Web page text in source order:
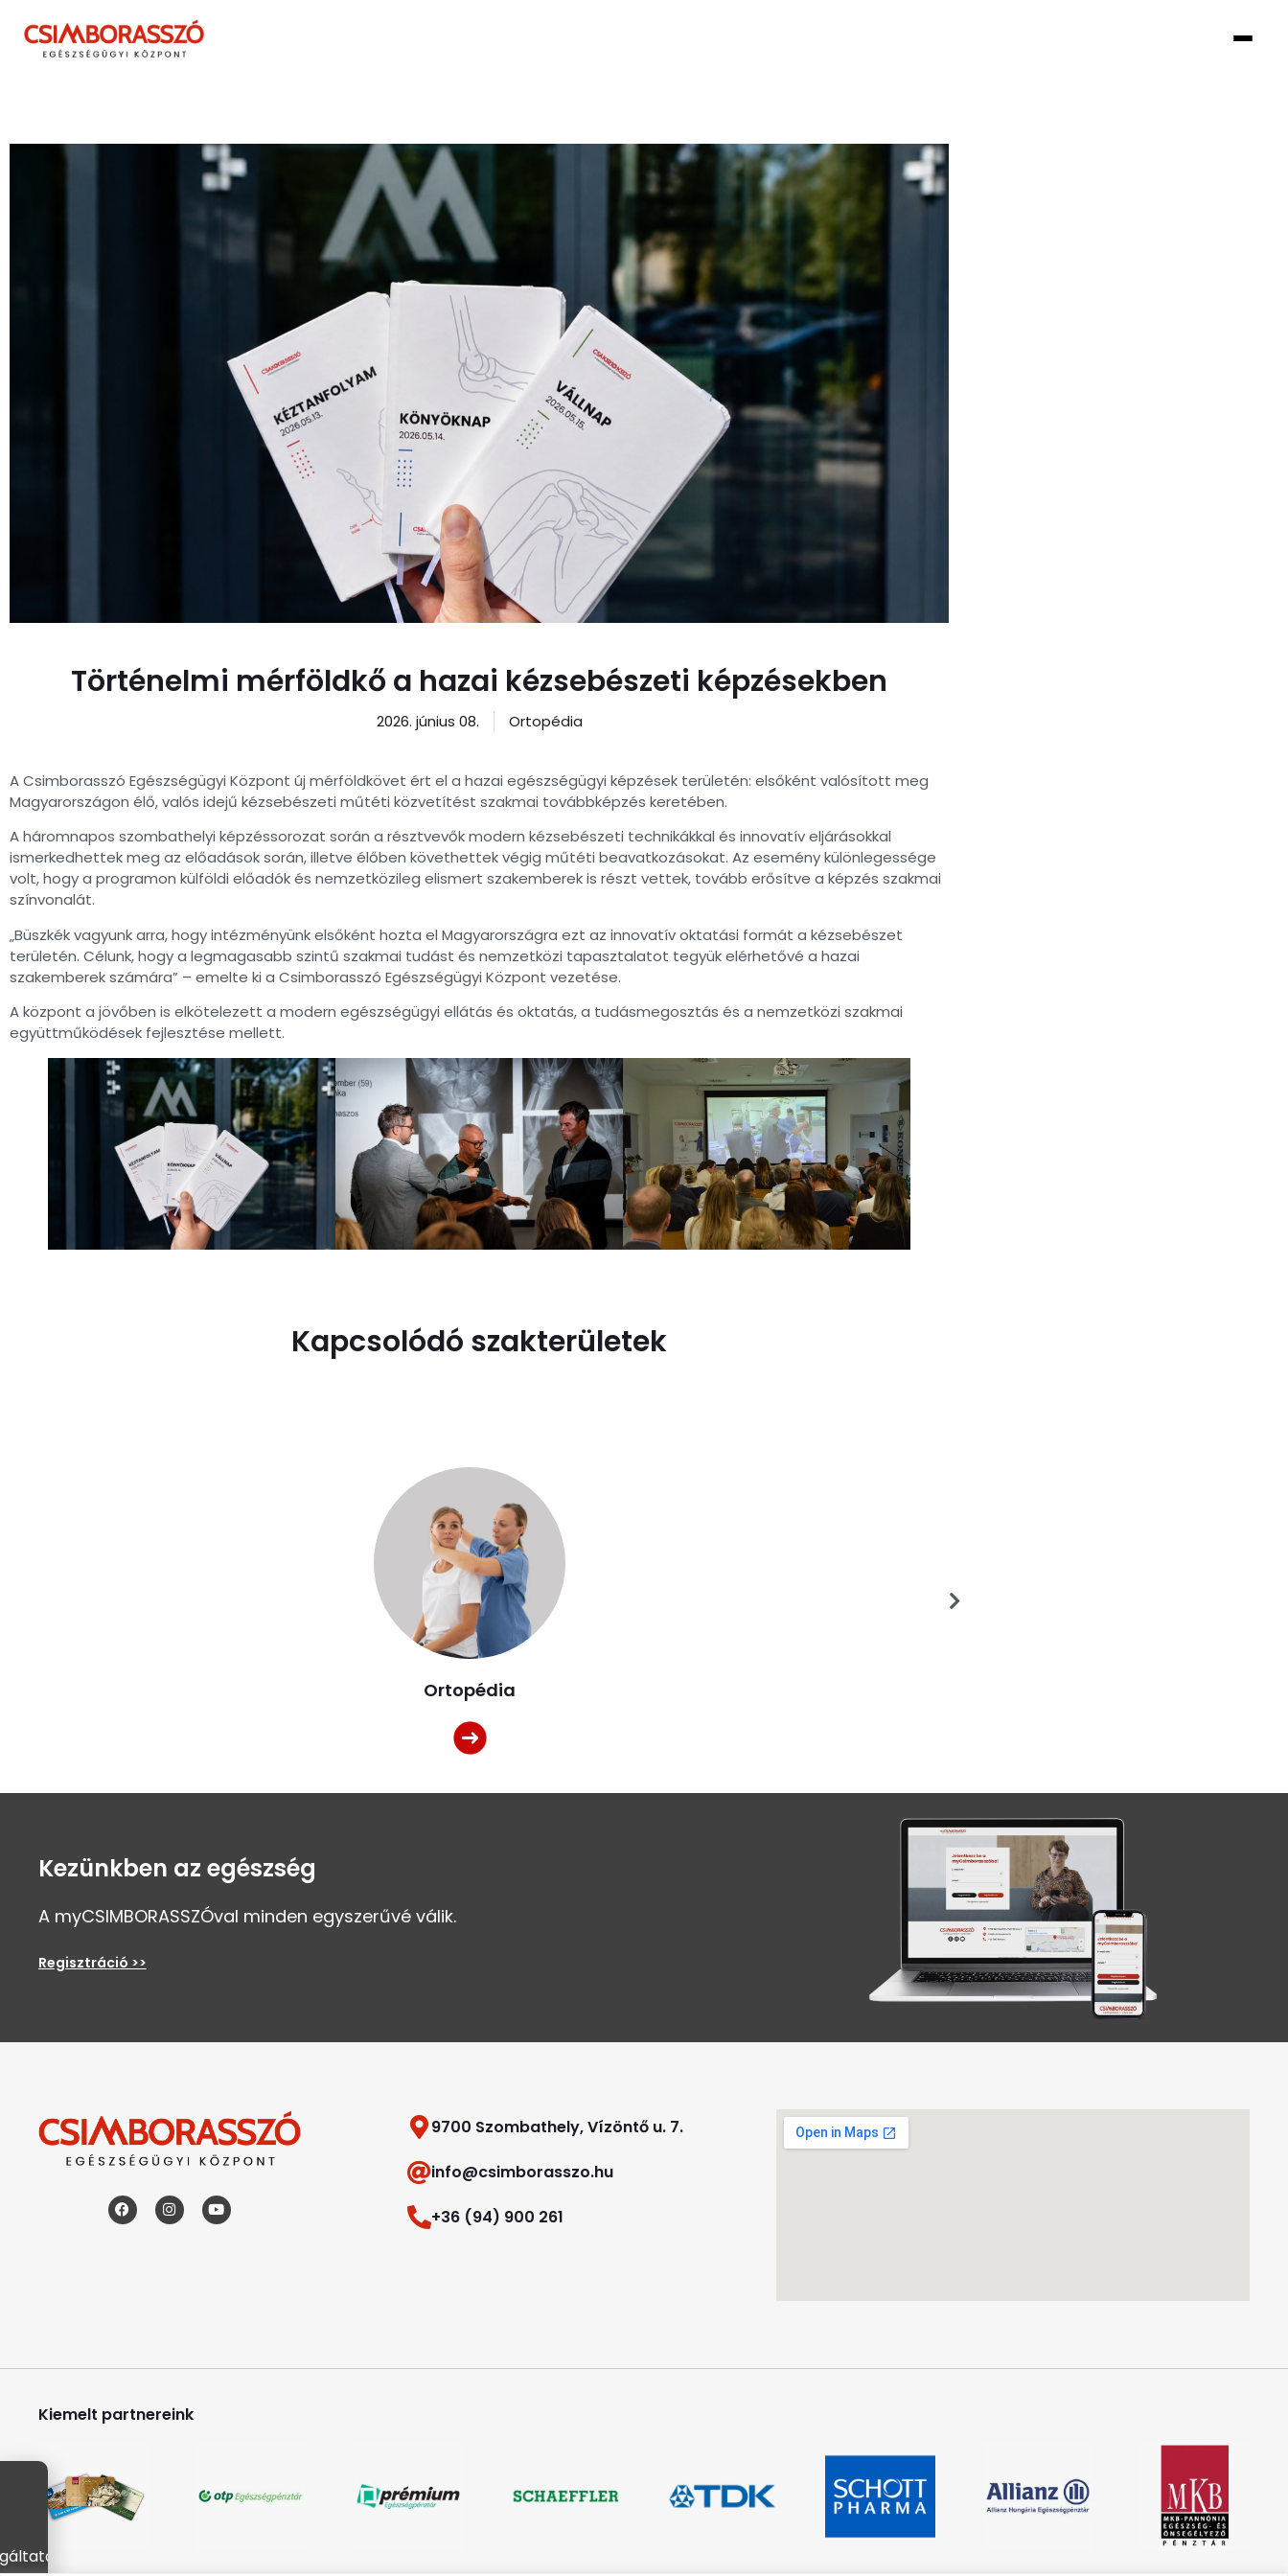
Történelmi mérföldkő a hazai kézsebészeti képzésekben
2026. június 08. Ortopédia
A Csimborasszó Egészségügyi Központ új mérföldkövet ért el a hazai egészségügyi képzések területén: elsőként valósított meg
Magyarországon élő, valós idejű kézsebészeti műtéti közvetítést szakmai továbbképzés keretében.
A háromnapos szombathelyi képzéssorozat során a résztvevők modern kézsebészeti technikákkal és innovatív eljárásokkal
ismerkedhettek meg az előadások során, illetve élőben követhettek végig műtéti beavatkozásokat. Az esemény különlegessége
volt, hogy a programon külföldi előadók és nemzetközileg elismert szakemberek is részt vettek, tovább erősítve a képzés szakmai
színvonalát.
„Büszkék vagyunk arra, hogy intézményünk elsőként hozta el Magyarországra ezt az innovatív oktatási formát a kézsebészet
területén. Célunk, hogy a legmagasabb szintű szakmai tudást és nemzetközi tapasztalatot tegyük elérhetővé a hazai
szakemberek számára” – emelte ki a Csimborasszó Egészségügyi Központ vezetése.
A központ a jövőben is elkötelezett a modern egészségügyi ellátás és oktatás, a tudásmegosztás és a nemzetközi szakmai
együttműködések fejlesztése mellett.
Kapcsolódó szakterületek
Ortopédia
Kezünkben az egészség
A myCSIMBORASSZÓval minden egyszerűvé válik.
Regisztráció >>
9700 Szombathely, Vízöntő u. 7.
info@csimborasszo.hu
+36 (94) 900 261
Kiemelt partnereink